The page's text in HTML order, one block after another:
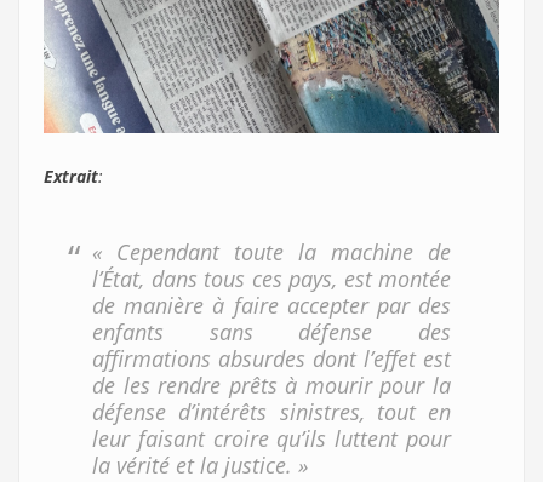
Extrait:
« Cependant toute la machine de
l’État, dans tous ces pays, est montée
de manière à faire accepter par des
enfants sans défense des
affirmations absurdes dont l’effet est
de les rendre prêts à mourir pour la
défense d’intérêts sinistres, tout en
leur faisant croire qu’ils luttent pour
la vérité et la justice. »